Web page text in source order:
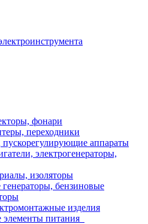
фонари
переходники
аппараты
электрогенераторы,
изоляторы
бензиновые
изделия
питания